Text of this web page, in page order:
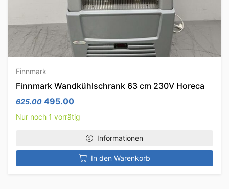
Finnmark
Finnmark Wandkühlschrank 63 cm 230V Horeca
625.00 Ursprünglicher Preis war: 625.00
495.00Aktueller Preis ist: 495.00.
Nur noch 1 vorrätig
Informationen
In den Warenkorb